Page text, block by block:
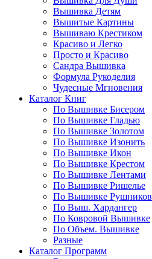
Вышивка Детям
Вышитые Картины
Вышиваю Крестиком
Красиво и Легко
Просто и Красиво
Сандра Вышивка
Формула Рукоделия
Чудесные Мгновения
Каталог Книг
По Вышивке Бисером
По Вышивке Гладью
По Вышивке Золотом
По Вышивке Изонить
По Вышивке Икон
По Вышивке Крестом
По Вышивке Лентами
По Вышивке Ришелье
По Вышивке Рушников
По Выш. Хардангер
По Ковровой Вышивке
По Объем. Вышивке
Разные
Каталог Программ